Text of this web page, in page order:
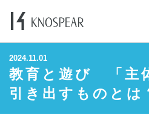
2024.11.01
教育と遊び 「主
引き出すものとは